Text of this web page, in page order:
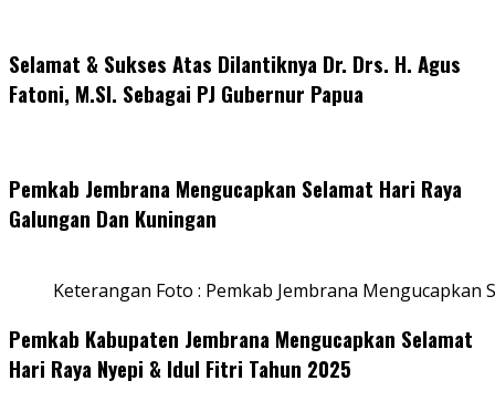
Selamat & Sukses Atas Dilantiknya Dr. Drs. H. Agus
Fatoni, M.SI. Sebagai PJ Gubernur Papua
Pemkab Jembrana Mengucapkan Selamat Hari Raya
Galungan Dan Kuningan
Keterangan Foto : Pemkab Jembrana Mengucapkan
Pemkab Kabupaten Jembrana Mengucapkan Selamat
Hari Raya Nyepi & Idul Fitri Tahun 2025